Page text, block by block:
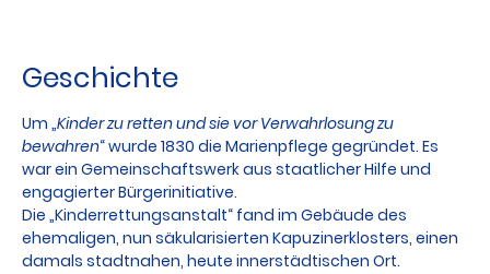
Geschichte
Um „Kinder zu retten und sie vor Verwahrlosung zu
bewahren“ wurde 1830 die Marienpflege gegründet. Es
war ein Gemeinschaftswerk aus staatlicher Hilfe und
engagierter Bürgerinitiative.
Die „Kinderrettungsanstalt“ fand im Gebäude des
ehemaligen, nun säkularisierten Kapuzinerklosters, einen
damals stadtnahen, heute innerstädtischen Ort.